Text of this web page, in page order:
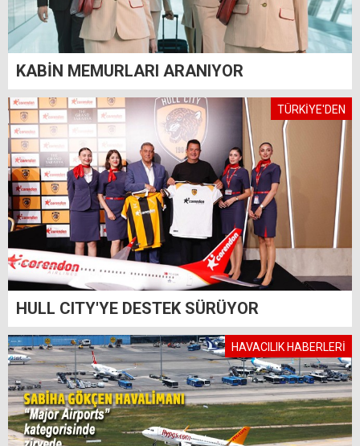
KABİN MEMURLARI ARANIYOR
TÜRKİYE'DEN
HULL CITY'YE DESTEK SÜRÜYOR
HAVACILIK HABERLERİ